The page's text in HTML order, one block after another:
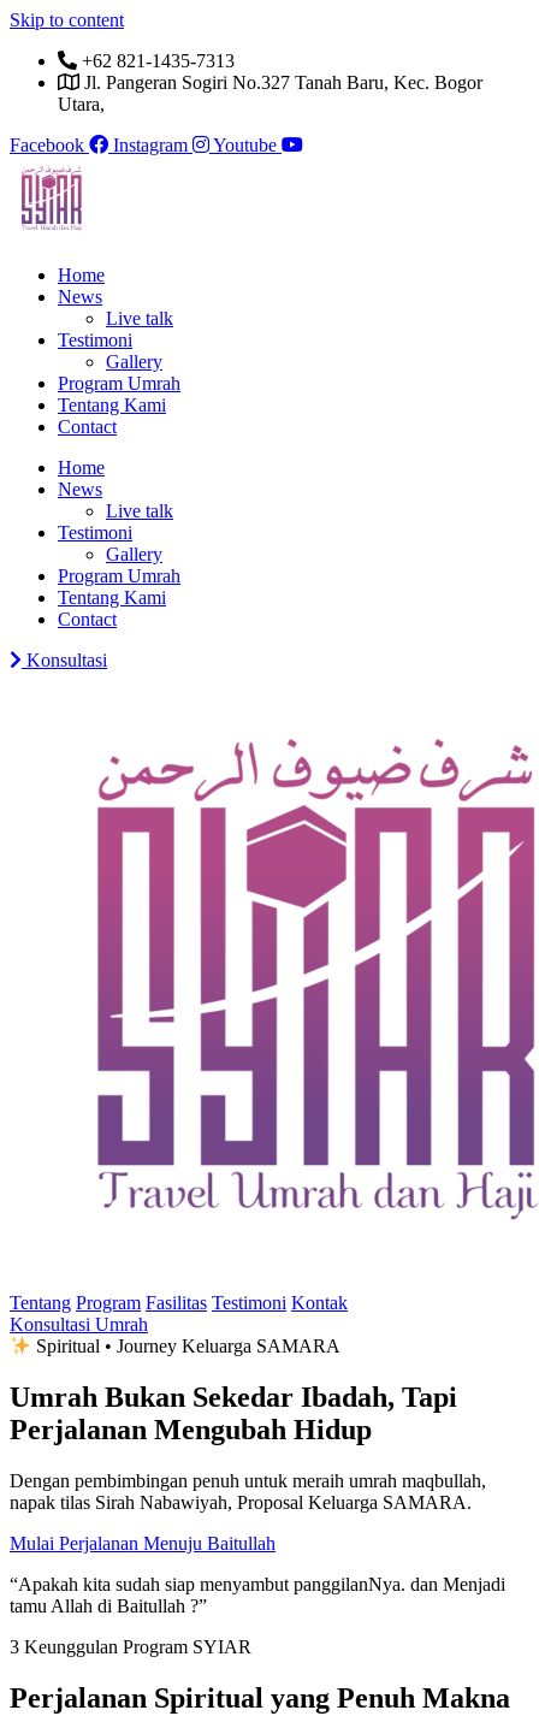
Skip to content
+62 821-1435-7313
Jl. Pangeran Sogiri No.327 Tanah Baru, Kec. Bogor
Utara,
Facebook
Instagram Youtube
Home
News
Live talk
Testimoni
Gallery
Program Umrah
Tentang Kami
Contact
Home
News
Live talk
Testimoni
Gallery
Program Umrah
Tentang Kami
Contact
Konsultasi
Tentang Program Fasilitas Testimoni Kontak
Konsultasi Umrah
Spiritual • Journey Keluarga SAMARA
Umrah Bukan Sekedar Ibadah, Tapi
Perjalanan Mengubah Hidup
Dengan pembimbingan penuh untuk meraih umrah maqbullah,
napak tilas Sirah Nabawiyah, Proposal Keluarga SAMARA.
Mulai Perjalanan Menuju Baitullah
“Apakah kita sudah siap menyambut panggilanNya. dan Menjadi
tamu Allah di Baitullah ?”
3 Keunggulan Program SYIAR
Perjalanan Spiritual yang Penuh Makna